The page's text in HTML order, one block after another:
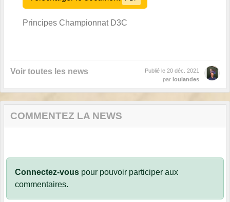
Principes Championnat D3C
Voir toutes les news Publié le 20 déc. 2021
par loulandes
COMMENTEZ LA NEWS
Connectez-vous pour pouvoir participer aux
commentaires.